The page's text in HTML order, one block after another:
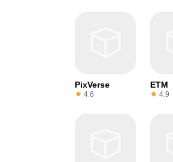
PixVerse
4.6
ETM
4.9